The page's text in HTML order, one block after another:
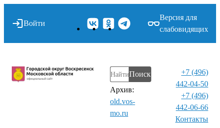
Войти
Версия для
слабовидящих
Поиск
Архив:
old.vos-
mo.ru
+7 (496)
442-04-50
+7 (496)
442-06-66
Контакты⁠